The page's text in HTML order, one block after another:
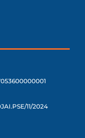
11/2024